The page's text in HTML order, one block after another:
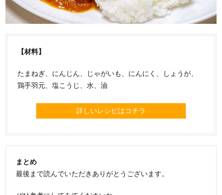
【材料】
たまねぎ、にんじん、じゃがいも、にんにく、しょうが、
鶏手羽元、塩こうじ、水、油
詳しいレシピはコチラ
まとめ
最後まで読んでいただきありがとうございます。